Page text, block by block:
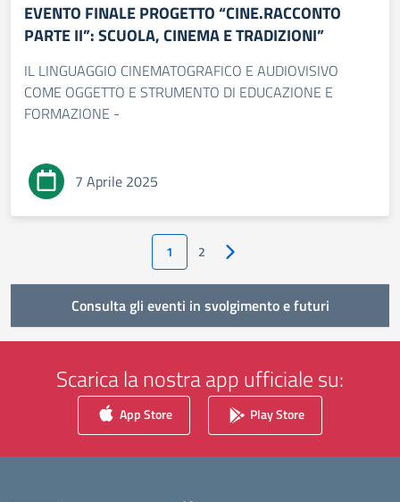
EVENTO FINALE PROGETTO “CINE.RACCONTO
PARTE II”: SCUOLA, CINEMA E TRADIZIONI”
IL LINGUAGGIO CINEMATOGRAFICO E AUDIOVISIVO
COME OGGETTO E STRUMENTO DI EDUCAZIONE E
FORMAZIONE -
7 Aprile 2025
1 2 Pagina successiva
Consulta gli eventi in svolgimento e futuri
Scarica la nostra app ufficiale su:
App Store Play Store